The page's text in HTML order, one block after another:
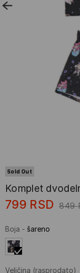
Sold Out
Komplet
799 RSD 849
Boja - šareno
Veličina (rasprodato)